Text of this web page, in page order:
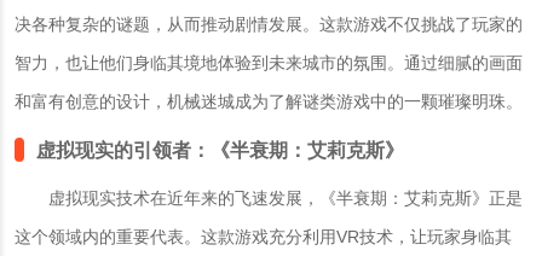
决各种复杂的谜题，从而推动剧情发展。这款游戏不仅挑战了玩家的
智力，也让他们身临其境地体验到未来城市的氛围。通过细腻的画面
和富有创意的设计，机械迷城成为了解谜类游戏中的一颗璀璨明珠。
虚拟现实的引领者： 《半衰期：艾莉克斯》
虚拟现实技术在近年来的飞速发展，《半衰期：艾莉克斯》正是
这个领域内的重要代表。这款游戏充分利用VR技术，让玩家身临其